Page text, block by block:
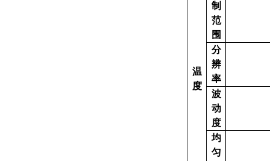
温
度
制
范
围
分
辨
率
波
动
度
均
匀